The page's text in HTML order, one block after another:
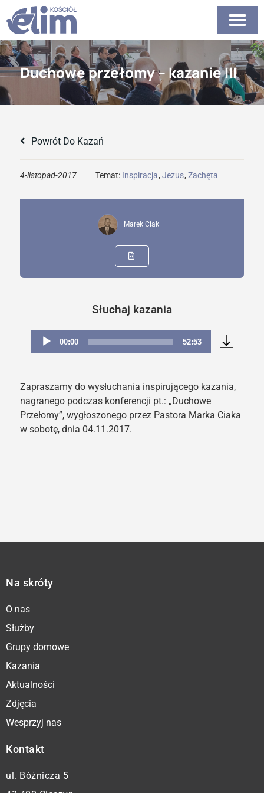
Duchowe przełomy – kazanie III
Powrót Do Kazań
4-listopad-2017 Temat: Inspiracja, Jezus, Zachęta
Marek Ciak
Słuchaj kazania
Odtwarzacz
00:00 52:53
Zapraszamy do wysłuchania inspirującego kazania,
nagranego podczas konferencji pt.: „Duchowe
Przełomy”, wygłoszonego przez Pastora Marka Ciaka
w sobotę, dnia 04.11.2017.
Na skróty
O nas
Służby
Grupy domowe
Kazania
Aktualności
Zdjęcia
Wesprzyj nas
Kontakt
ul. Bóżnicza 5